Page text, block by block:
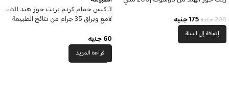
200جنيه175جنيه
إضافة إلى السلة
3 كيس حمام كريم بزيت جوز هند للشعر
لامع وبراق 35 جرام من نتائج الطبيعة
60جنيه
قراءة المزيد